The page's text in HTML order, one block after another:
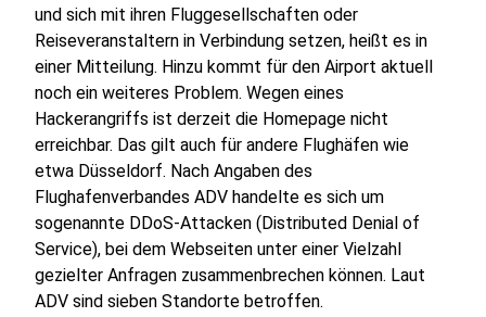
und sich mit ihren Fluggesellschaften oder
Reiseveranstaltern in Verbindung setzen, heißt es in
einer Mitteilung. Hinzu kommt für den Airport aktuell
noch ein weiteres Problem. Wegen eines
Hackerangriffs ist derzeit die Homepage nicht
erreichbar. Das gilt auch für andere Flughäfen wie
etwa Düsseldorf. Nach Angaben des
Flughafenverbandes ADV handelte es sich um
sogenannte DDoS-Attacken (Distributed Denial of
Service), bei dem Webseiten unter einer Vielzahl
gezielter Anfragen zusammenbrechen können. Laut
ADV sind sieben Standorte betroffen.